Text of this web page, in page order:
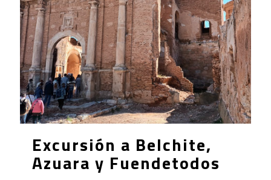
Excursión a Belchite,
Azuara y Fuendetodos